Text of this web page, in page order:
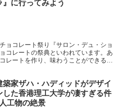
』に行ってみよう
ョコレート祭り『サロン・デュ・ショ
コレートの祭典といわれています。あ
レートを作り、味わうことができるの
築家ザハ・ハディッドがデザイ
した香港理工大学が凄すぎる件
工物の絶景